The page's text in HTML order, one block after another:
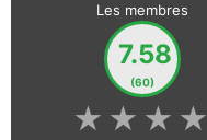
Les membres
7.58
(60)
★
★
★
★